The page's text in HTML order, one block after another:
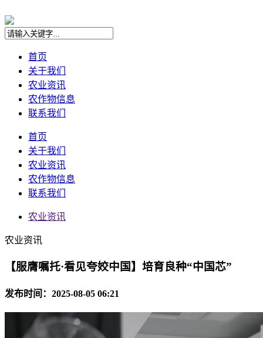
首页
关于我们
农业资讯
农作物信息
联系我们
首页
关于我们
农业资讯
农作物信息
联系我们
农业资讯
农业资讯
【服膺嘱托·看见夸姣中国】培育良种“中国芯”
发布时间：2025-08-05 06:21